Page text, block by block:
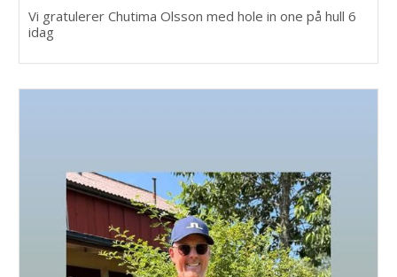
Vi gratulerer Chutima Olsson med hole in one på hull 6
idag